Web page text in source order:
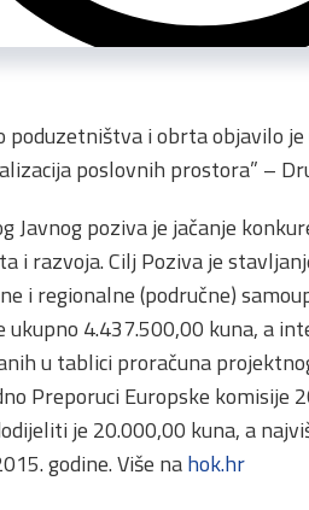
i obrta objavilo
poslovnih prostora” –
Javnog poziva je jačanje
i razvoja. Cilj Poziva je
i regionalne (područne)
4.437.500,00 kuna, a
u tablici proračuna
Preporuci Europske komisije
je 20.000,00 kuna, a
godine. Više nahok.hr